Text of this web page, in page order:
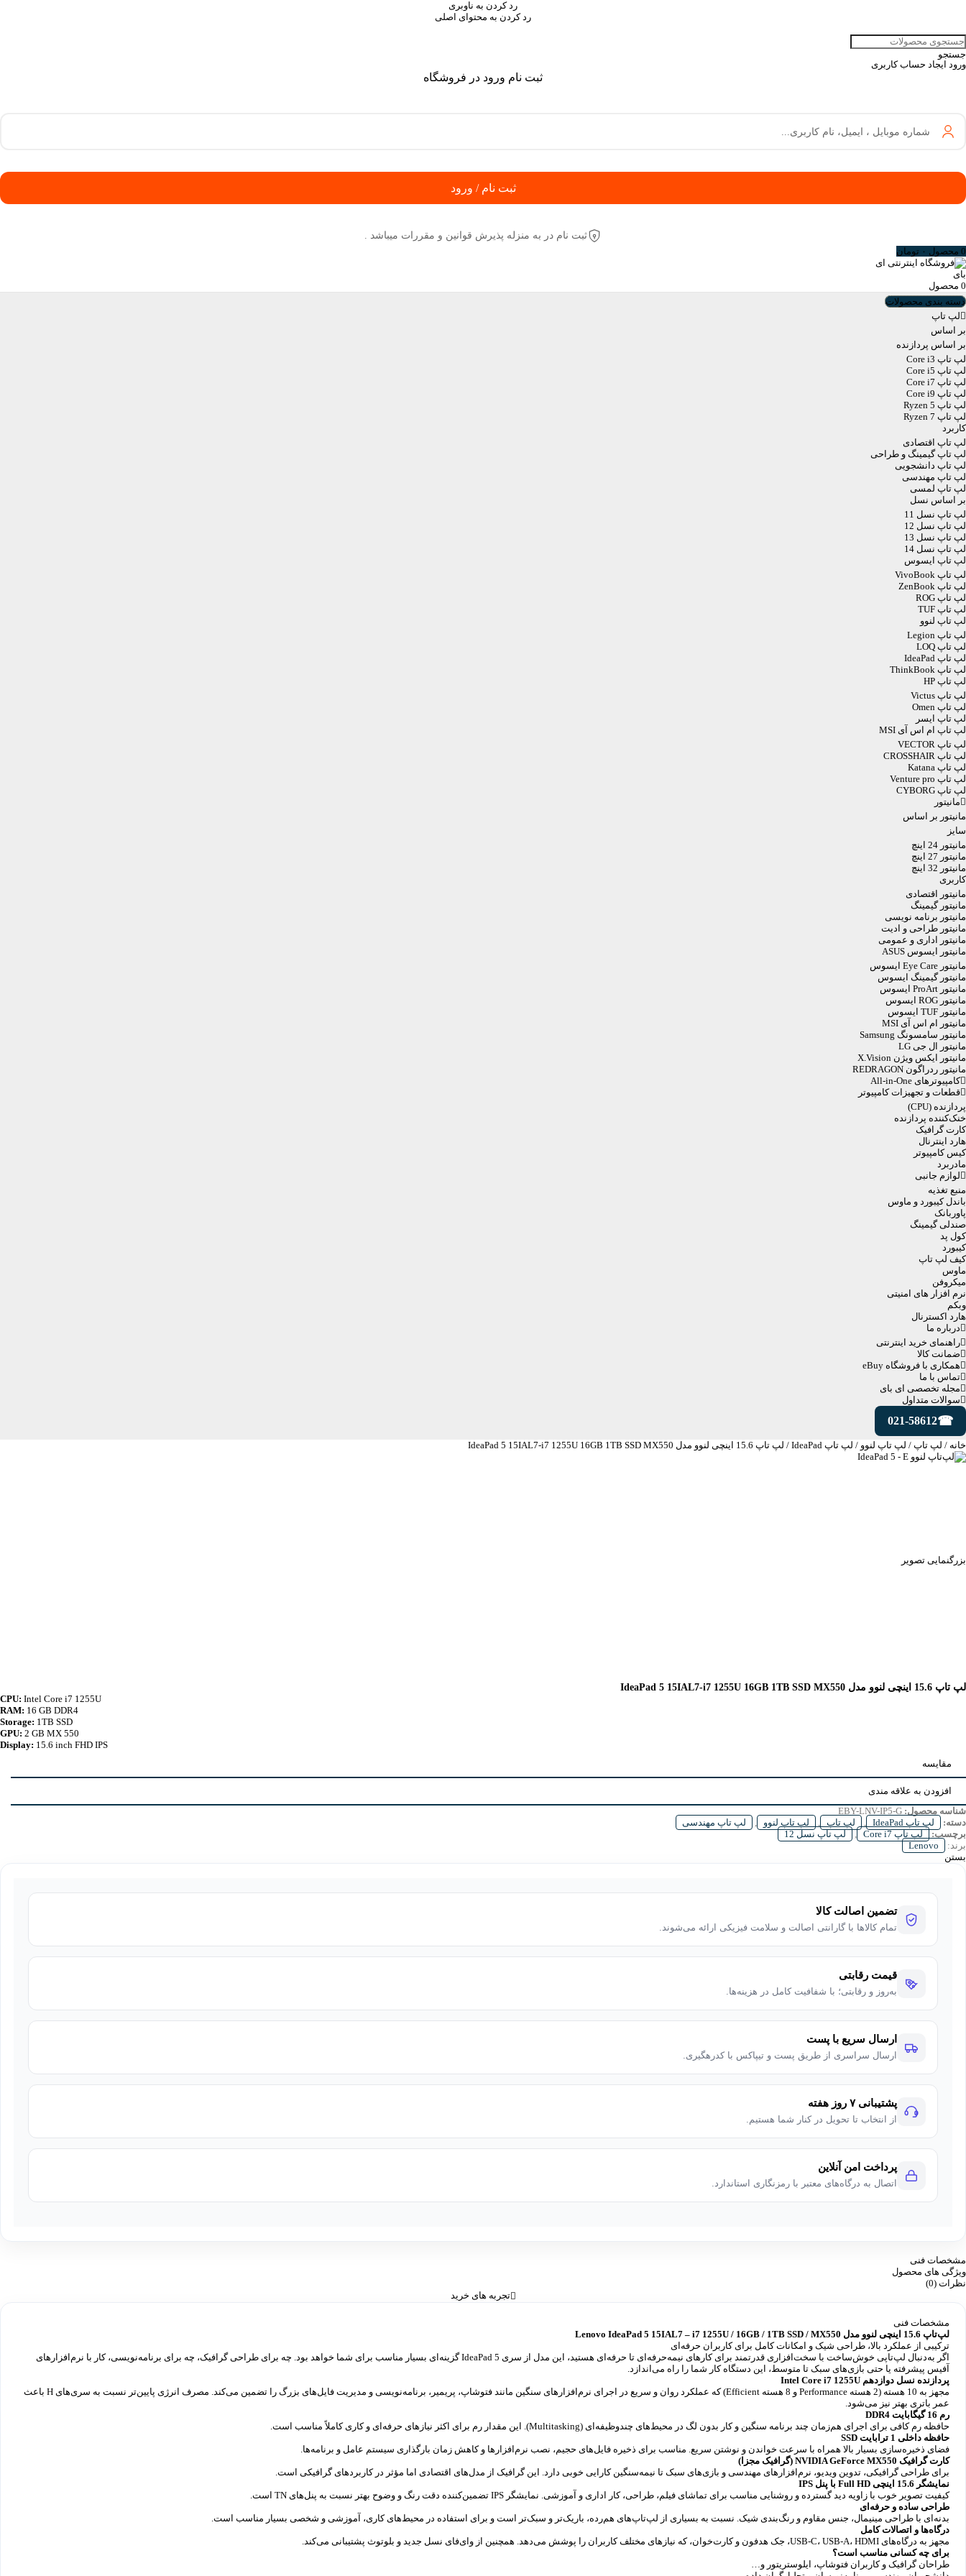
رد کردن به ناوبری
رد کردن به محتوای اصلی
جستجو
ورود ایجاد حساب کاربری
ثبت نام ورود در فروشگاه
شماره موبایل ، ایمیل، نام کاربری...
ثبت نام / ورود
ثبت نام در به منزله پذیرش قوانین و مقررات میباشد .
0 محصول ۰ تومان
0 محصول
دسته بندی محصولات
لپ تاپ
بر اساس
بر اساس پردازنده
لپ تاپ Core i3
لپ تاپ Core i5
لپ تاپ Core i7
لپ تاپ Core i9
لپ تاپ Ryzen 5
لپ تاپ Ryzen 7
کاربرد
لپ تاپ اقتصادی
لپ تاپ گیمینگ و طراحی
لپ تاپ دانشجویی
لپ تاپ مهندسی
لپ تاپ لمسی
بر اساس نسل
لپ تاپ نسل 11
لپ تاپ نسل 12
لپ تاپ نسل 13
لپ تاپ نسل 14
لپ تاپ ایسوس
لپ تاپ VivoBook
لپ تاپ ZenBook
لپ تاپ ROG
لپ تاپ TUF
لپ تاپ لنوو
لپ تاپ Legion
لپ تاپ LOQ
لپ تاپ IdeaPad
لپ تاپ ThinkBook
لپ تاپ HP
لپ تاپ Victus
لپ تاپ Omen
لپ تاپ ایسر
لپ تاپ ام اس آی MSI
لپ تاپ VECTOR
لپ تاپ CROSSHAIR
لپ تاپ Katana
لپ تاپ Venture pro
لپ تاپ CYBORG
مانیتور
مانیتور بر اساس
سایز
مانیتور 24 اینچ
مانیتور 27 اینچ
مانیتور 32 اینچ
کاربری
مانیتور اقتصادی
مانیتور گیمینگ
مانیتور برنامه نویسی
مانیتور طراحی و ادیت
مانیتور اداری و عمومی
مانیتور ایسوس ASUS
مانیتور Eye Care ایسوس
مانیتور گیمینگ ایسوس
مانیتور ProArt ایسوس
مانیتور ROG ایسوس
مانیتور TUF ایسوس
مانیتور ام اس آی MSI
مانیتور سامسونگ Samsung
مانیتور ال جی LG
مانیتور ایکس ویژن X.Vision
مانیتور ردراگون REDRAGON
کامپیوترهای All-in-One
قطعات و تجهیزات کامپیوتر
پردازنده (CPU)
خنک‌کننده پردازنده
کارت گرافیک
هارد اینترنال
کیس کامپیوتر
مادربرد
لوازم جانبی
منبع تغذیه
باندل کیبورد و ماوس
پاوربانک
صندلی گیمینگ
کول پد
کیبورد
کیف لپ تاپ
ماوس
میکروفن
نرم افزار های امنیتی
وبکم
هارد اکسترنال
درباره ما
راهنمای خرید اینترنتی
ضمانت کالا
همکاری با فروشگاه eBuy
تماس با ما
مجله تخصصی ای‌ بای
سوالات متداول
021-58612
خانه / لپ تاپ / لپ تاپ لنوو / لپ تاپ IdeaPad / لپ تاپ 15.6 اینچی لنوو مدل IdeaPad 5 15IAL7-i7 1255U 16GB 1TB SSD MX550
بزرگنمایی تصویر
لپ تاپ 15.6 اینچی لنوو مدل IdeaPad 5 15IAL7-i7 1255U 16GB 1TB SSD MX550
CPU: Intel Core i7 1255U
RAM: 16 GB DDR4
Storage: 1TB SSD
2 GB MX 550
Display: 15.6 inch FHD IPS
مقایسه
افزودن به علاقه مندی
شناسه محصول: EBY-LNV-IP5-G
دسته:
لپ تاپ IdeaPad , لپ تاپ , لپ تاپ لنوو ,
لپ تاپ مهندسی
برچسب:
لپ تاپ Core i7 ,
لپ تاپ نسل 12
برند:
Lenovo
بستن
تضمین اصالت کالا
تمام کالاها با گارانتی اصالت و سلامت فیزیکی ارائه می‌شوند.
قیمت رقابتی
به‌روز و رقابتی؛ با شفافیت کامل در هزینه‌ها.
ارسال سریع با پست
ارسال سراسری از طریق پست و تیپاکس با کدرهگیری.
پشتیبانی ۷ روز هفته
از انتخاب تا تحویل در کنار شما هستیم.
پرداخت امن آنلاین
اتصال به درگاه‌های معتبر با رمزنگاری استاندارد.
مشخصات فنی
ویژگی های محصول
نظرات (0)
تجربه های خرید
مشخصات فنی
لپ‌تاپ 15.6 اینچی لنوو مدل Lenovo IdeaPad 5 15IAL7 – i7 1255U / 16GB / 1TB SSD / MX550
ترکیبی از عملکرد بالا، طراحی شیک و امکانات کامل برای کاربران حرفه‌ای
اگر به‌دنبال لپ‌تاپی خوش‌ساخت با سخت‌افزاری قدرتمند برای کارهای نیمه‌حرفه‌ای تا حرفه‌ای هستید، این مدل از سری IdeaPad 5 گزینه‌ای بسیار مناسب برای شما خواهد بود. چه برای طراحی گرافیک، چه برای برنامه‌نویسی، کار با نرم‌افزارهای
آفیس پیشرفته یا حتی بازی‌های سبک تا متوسط، این دستگاه کار شما را راه می‌اندازد.
پردازنده نسل دوازدهم Intel Core i7 1255U
مجهز به 10 هسته (2 هسته Performance و 8 هسته Efficient) که عملکرد روان و سریع در اجرای نرم‌افزارهای سنگین مانند فتوشاپ، پریمیر، برنامه‌نویسی و مدیریت فایل‌های بزرگ را تضمین می‌کند. مصرف انرژی پایین‌تر نسبت به سری‌های H باعث
عمر باتری بهتر نیز می‌شود.
رم 16 گیگابایت DDR4
حافظه رم کافی برای اجرای هم‌زمان چند برنامه سنگین و کار بدون لگ در محیط‌های چندوظیفه‌ای (Multitasking). این مقدار رم برای اکثر نیازهای حرفه‌ای و کاری کاملاً مناسب است.
حافظه داخلی 1 ترابایت SSD
فضای ذخیره‌سازی بسیار بالا همراه با سرعت خواندن و نوشتن سریع. مناسب برای ذخیره فایل‌های حجیم، نصب نرم‌افزارها و کاهش زمان بارگذاری سیستم عامل و برنامه‌ها.
کارت گرافیک NVIDIA GeForce MX550 (گرافیک مجزا)
برای طراحی گرافیکی، تدوین ویدیو، نرم‌افزارهای مهندسی و بازی‌های سبک تا نیمه‌سنگین کارایی خوبی دارد. این گرافیک از مدل‌های اقتصادی اما مؤثر در کاربردهای گرافیکی است.
نمایشگر 15.6 اینچی Full HD با پنل IPS
کیفیت تصویر خوب با زاویه دید گسترده و روشنایی مناسب برای تماشای فیلم، طراحی، کار اداری و آموزشی. نمایشگر IPS تضمین‌کننده دقت رنگ و وضوح بهتر نسبت به پنل‌های TN است.
طراحی ساده و حرفه‌ای
بدنه‌ای با طراحی مینیمال، جنس مقاوم و رنگ‌بندی شیک. نسبت به بسیاری از لپ‌تاپ‌های هم‌رده، باریک‌تر و سبک‌تر است و برای استفاده در محیط‌های کاری، آموزشی و شخصی بسیار مناسب است.
درگاه‌ها و اتصالات کامل
مجهز به درگاه‌های USB-C، USB-A، HDMI، جک هدفون و کارت‌خوان، که نیازهای مختلف کاربران را پوشش می‌دهد. همچنین از وای‌فای نسل جدید و بلوتوث پشتیبانی می‌کند.
برای چه کسانی مناسب است؟
طراحان گرافیک و کاربران فتوشاپ، ایلوستریتور و…